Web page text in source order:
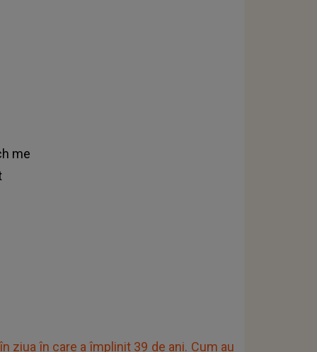
mе
ziua în care a împlinit 39 de ani. Cum au